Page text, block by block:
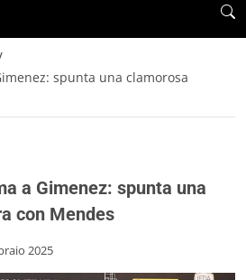
spunta una clamorosa
a Gimenez: spunta una
con Mendes
2025